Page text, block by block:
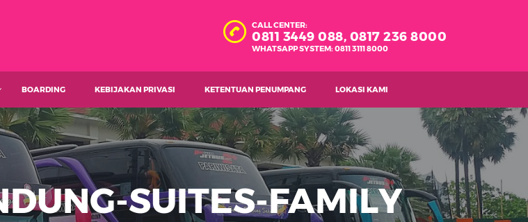
CALL CENTER:
0811 3449 088, 0817 236 8000
WHATSAPP SYSTEM: 0811 3111 8000
BOARDING KEBIJAKAN PRIVASI KETENTUAN PENUMPANG LOKASI KAMI
SUITES-FAMILY